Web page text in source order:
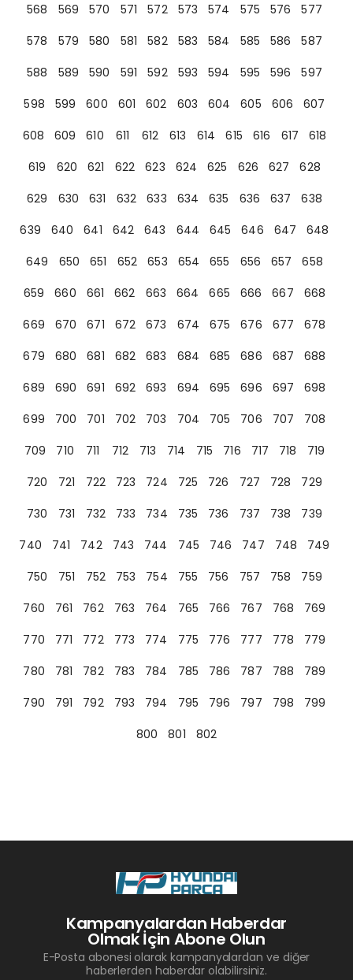
568
569 570 571 572 573 574 575 576
577
578
579 580 581 582 583 584 585 586
587
588
589 590 591 592 593 594 595 596
597
598
599 600 601 602 603 604 605 606
607
608
609 610 611 612 613 614 615 616 617
618
619
620 621 622 623 624 625 626 627
628
629
630 631 632 633 634 635 636 637
638
639
640 641 642 643 644 645 646 647
648
649
650 651 652 653 654 655 656 657
658
659
660 661 662 663 664 665 666 667
668
669
670 671 672 673 674 675 676 677
678
679
680 681 682 683 684 685 686 687
688
689
690 691 692 693 694 695 696 697
698
699
700 701 702 703 704 705 706 707
708
709
710 711 712 713 714 715 716 717 718
719
720
721 722 723 724 725 726 727 728
729
730
731 732 733 734 735 736 737 738
739
740
741 742 743 744 745 746 747 748
749
750
751 752 753 754 755 756 757 758
759
760
761 762 763 764 765 766 767 768
769
770
771 772 773 774 775 776 777 778
779
780
781 782 783 784 785 786 787 788
789
790
791 792 793 794 795 796 797 798
799
800
801 802
Kampanyalardan Haberdar
Olmak İçin Abone Olun
E-Posta abonesi olarak kampanyalardan ve diğer
haberlerden haberdar olabilirsiniz.